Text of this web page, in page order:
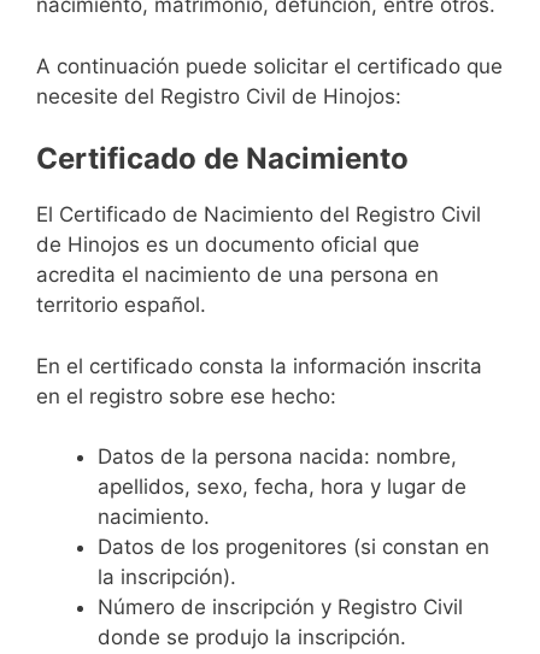
nacimiento, matrimonio, defunción, entre otros.
A continuación puede solicitar el certificado que
necesite del Registro Civil de Hinojos:
Certificado de Nacimiento
El Certificado de Nacimiento del Registro Civil
de Hinojos es un documento oficial que
acredita el nacimiento de una persona en
territorio español.
En el certificado consta la información inscrita
en el registro sobre ese hecho:
Datos de la persona nacida: nombre,
apellidos, sexo, fecha, hora y lugar de
nacimiento.
Datos de los progenitores (si constan en
la inscripción).
Número de inscripción y Registro Civil
donde se produjo la inscripción.